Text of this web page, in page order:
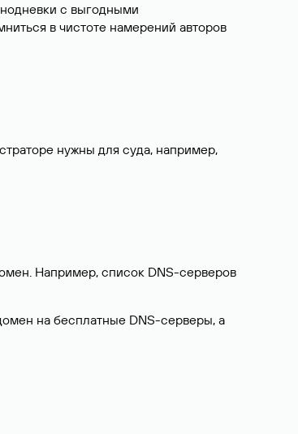
с выгодными
в чистоте намерений авторов
нужны для суда, например,
Например, список DNS-серверов
на бесплатные DNS-серверы, а